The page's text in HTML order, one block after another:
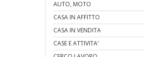
AUTO, MOTO
CASA IN AFFITTO
CASA IN VENDITA
CASE E ATTIVITA'